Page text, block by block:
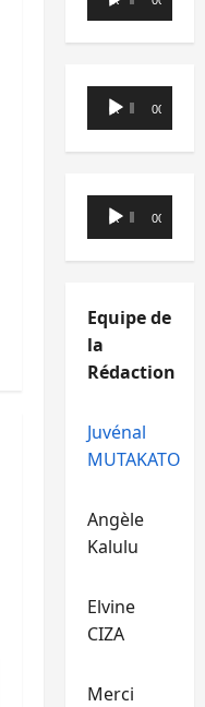
audio
Lecteur
audio
00:00 00:00
Lecteur
audio
00:00 00:00
Equipe de
la
Rédaction
Juvénal
MUTAKATO
Angèle
Kalulu
Elvine
CIZA
Merci